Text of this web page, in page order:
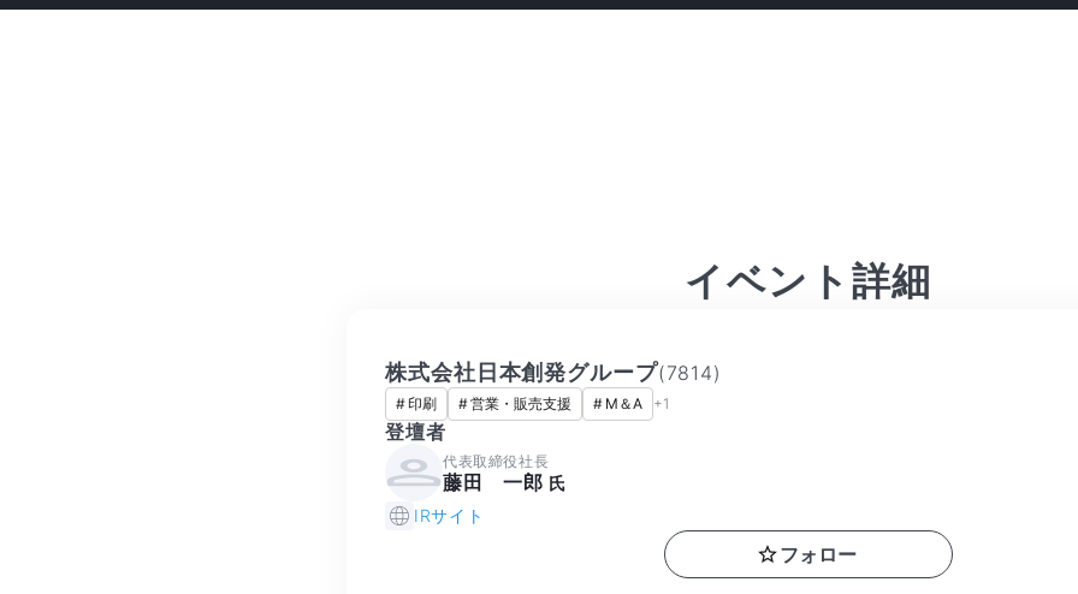
イベント詳細
株式会社日本創発グループ(7814)
#印刷 #営業・販売支援 # M＆A +1
登壇者
代表取締役社長
藤田 一郎 氏
IRサイト
フォロー